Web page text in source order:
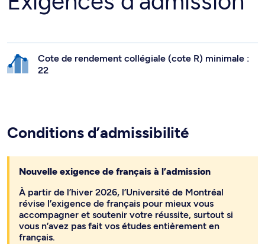
Cote de rendement collégiale (cote R) minimale :
22
Conditions d’admissibilité
Nouvelle exigence de français à l’admission
À partir de l’hiver 2026, l’Université de Montréal
révise l’exigence de français pour mieux vous
accompagner et soutenir votre réussite, surtout si
vous n’avez pas fait vos études entièrement en
français.